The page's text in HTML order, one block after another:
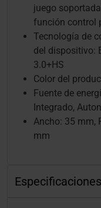
juego
función control
Tecnología de
del dispositivo:
3.0+HS
Color del
Fuente de
Integrado,
Ancho: 35 mm,
mm
Especificaciones